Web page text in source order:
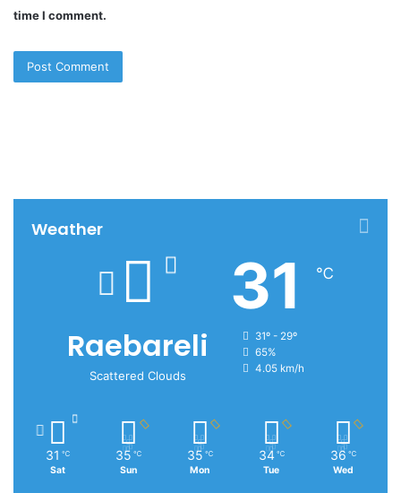
time I comment.
Weather
Raebareli
Scattered Clouds
31 ℃
31º - 29º
65%
4.05 km/h
31 ℃
Sat
35 ℃
Sun
35 ℃
Mon
34 ℃
Tue
36 ℃
Wed